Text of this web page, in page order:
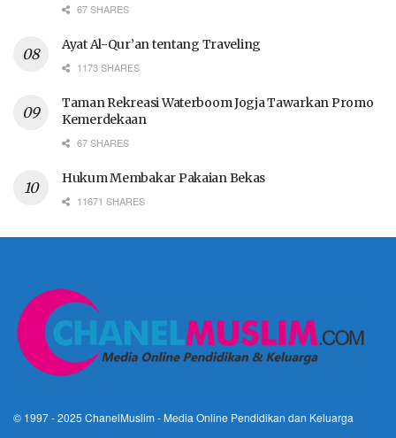
67 SHARES
Ayat Al-Qur’an tentang Traveling
1173 SHARES
Taman Rekreasi Waterboom Jogja Tawarkan Promo
Kemerdekaan
67 SHARES
Hukum Membakar Pakaian Bekas
11671 SHARES
© 1997 - 2025 ChanelMuslim - Media Online Pendidikan dan Keluarga